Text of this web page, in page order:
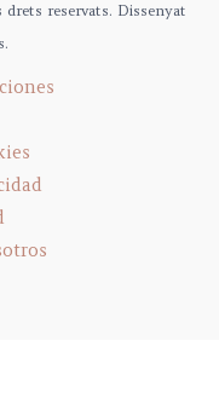
reservats. Dissenyat